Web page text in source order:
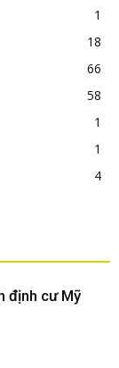
1
18
66
58
1
1
4
định cư Mỹ